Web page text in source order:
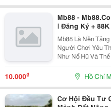
Mb88 -
| Đăng Ký + 88K
Mb88 Là Nền
Người Chơi Yêu
Như Nổ Hũ Và
Dụng Giúp Người
Thiết Bị. Hệ
10.000₫ Hồ Chí
Cơ Hội Đầu Tư